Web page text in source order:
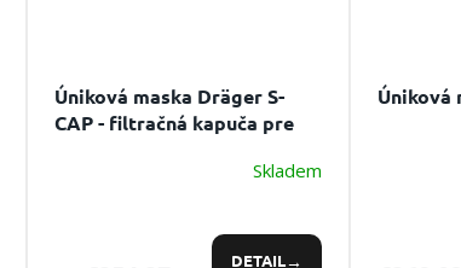
Úniková maska Dräger S-
CAP - filtračná kapuča pre
Skladem
DETAIL
Úniková